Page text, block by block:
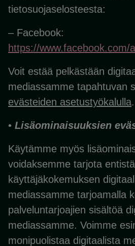
tietosuojaselosteesta:
– Facebook:
https://www.facebook.com/
Voit estää pelkästään
mediassamme tapahtuvan
evästeiden asetustyökalulla.
• Lisäominaisuuksien
Käytämme myös
voidaksemme tarjota
käyttäjäkokemuksen
mediassamme tarjoamalla
palveluntarjoajien sisältöä
mediassamme. Voimme
monipuolistaa digitaalista